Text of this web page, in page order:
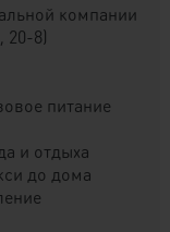
компании
20-8)
питание
и отдыха
до дома